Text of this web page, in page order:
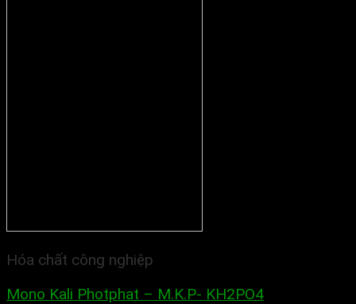
Hóa chất công nghiệp
Mono Kali Photphat – M.K.P- KH2PO4